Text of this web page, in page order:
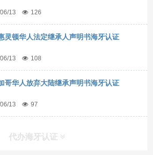
13 126
灵顿华人法定继承人声明书海牙认证
13 108
哥华人放弃大陆继承声明书海牙认证
13 97
代办海牙认证